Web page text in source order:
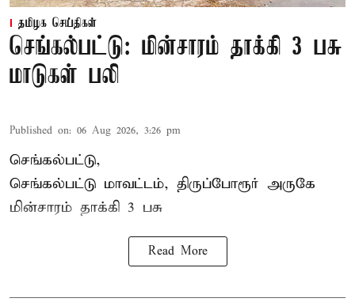
தமிழக செய்திகள்
செங்கல்பட்டு: மின்சாரம் தாக்கி 3 பசு
மாடுகள் பலி
Published on: 06 Aug 2026, 3:26 pm
செங்கல்பட்டு,
செங்கல்பட்டு மாவட்டம், திருப்போரூர் அருகே
மின்சாரம் தாக்கி 3 பசு
Read More